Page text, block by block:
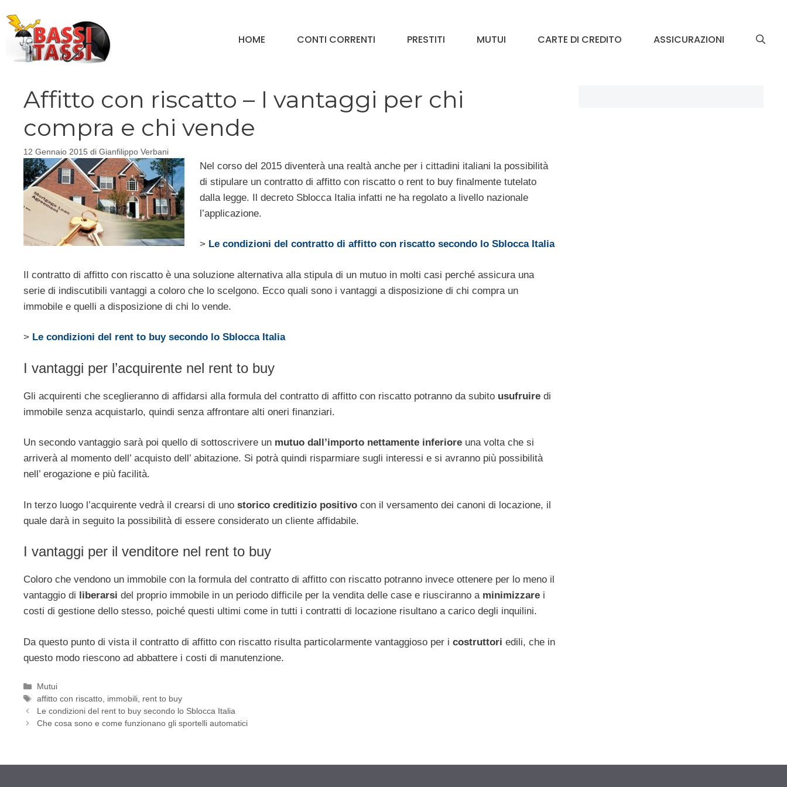
contenuto
HOME CONTI CORRENTI PRESTITI MUTUI CARTE DI CREDITO ASSICURAZIONI
Affitto con riscatto – I vantaggi per chi
compra e chi vende
12 Gennaio 2015 di Gianfilippo Verbani
Nel corso del 2015 diventerà una realtà anche per i cittadini italiani la possibilità
di stipulare un contratto di affitto con riscatto o rent to buy finalmente tutelato
dalla legge. Il decreto Sblocca Italia infatti ne ha regolato a livello nazionale
l’applicazione.
> Le condizioni del contratto di affitto con riscatto secondo lo Sblocca Italia
Il contratto di affitto con riscatto è una soluzione alternativa alla stipula di un mutuo in molti casi perché assicura una
serie di indiscutibili vantaggi a coloro che lo scelgono. Ecco quali sono i vantaggi a disposizione di chi compra un
immobile e quelli a disposizione di chi lo vende.
> Le condizioni del rent to buy secondo lo Sblocca Italia
I vantaggi per l’acquirente nel rent to buy
Gli acquirenti che sceglieranno di affidarsi alla formula del contratto di affitto con riscatto potranno da subito usufruire di
immobile senza acquistarlo, quindi senza affrontare alti oneri finanziari.
Un secondo vantaggio sarà poi quello di sottoscrivere un mutuo dall’importo nettamente inferiore una volta che si
arriverà al momento dell’ acquisto dell’ abitazione. Si potrà quindi risparmiare sugli interessi e si avranno più possibilità
nell’ erogazione e più facilità.
In terzo luogo l’acquirente vedrà il crearsi di uno storico creditizio positivo con il versamento dei canoni di locazione, il
quale darà in seguito la possibilità di essere considerato un cliente affidabile.
I vantaggi per il venditore nel rent to buy
Coloro che vendono un immobile con la formula del contratto di affitto con riscatto potranno invece ottenere per lo meno il
vantaggio di
liberarsi del proprio immobile in un periodo difficile per la vendita delle case e riusciranno a minimizzare i
costi di gestione dello stesso, poiché questi ultimi come in tutti i contratti di locazione risultano a carico degli inquilini.
Da questo punto di vista il contratto di affitto con riscatto risulta particolarmente vantaggioso per i costruttori edili, che in
questo modo riescono ad abbattere i costi di manutenzione.
Categorie
Mutui
Tag
affitto con riscatto, immobili, rent to buy
Le condizioni del rent to buy secondo lo Sblocca Italia
Che cosa sono e come funzionano gli sportelli automatici